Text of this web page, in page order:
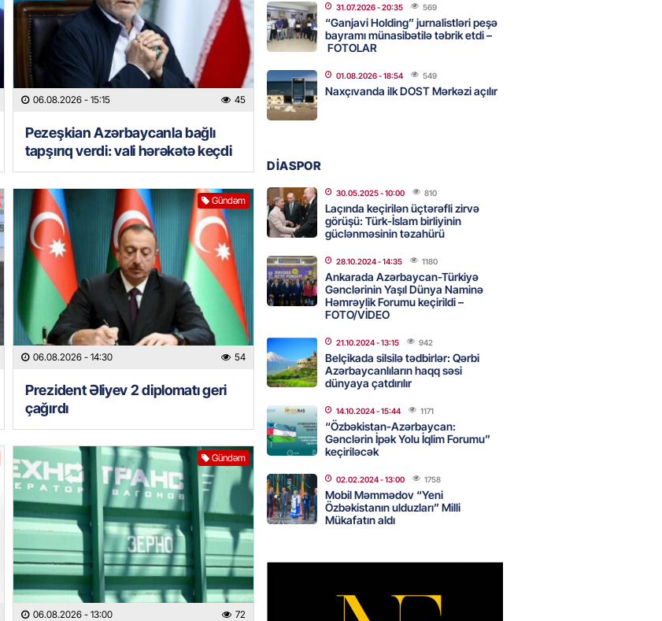
06.08.2026 - 15:15 45
Pezeşkian Azərbaycanla bağlı
tapşırıq verdi: vali hərəkətə keçdi
Gündəm
06.08.2026 - 14:30 54
Prezident Əliyev 2 diplomatı geri
çağırdı
Gündəm
06.08.2026 - 13:00 72
üstünlük verərdim
06.08.2026- 13:15 69
GÜNDƏM
Azərbaycan üzərindən Ermənistana
Rusiya buğdası gedib
BANNER
ABŞ-da qalma müddətinizi aşsanız,
gələcəkdə ABŞ-a girişinizə daimi
qadağa qoyula bilər
GÜNDƏM
Rusiya Qafanda baş konsulluq açmaq
06.08.2026- 12:30
GÜNDƏM
Hamımız niyə davamlı olaraq yorğunuq
– Səbəbini biləndə ŞOKA
DÜŞƏCƏKSİNİZ
06.08.2026- 12:15
BANNER
“Kaddeh Bulvar” restoranında şok olay:
31.07.2026- 20:35 569
“Ganjavi Holding” jurnalistləri peşə
bayramı münasibətilə təbrik etdi –
FOTOLAR
01.08.2026- 18:54 549
Naxçıvanda ilk DOST Mərkəzi açılır
DİASPOR
30.05.2025- 10:00 810
Laçında keçirilən üçtərəfli zirvə
görüşü: Türk-İslam birliyinin
güclənməsinin təzahürü
28.10.2024- 14:35 1180
Ankarada Azərbaycan-Türkiyə
Gənclərinin Yaşıl Dünya Naminə
Həmrəylik Forumu keçirildi –
FOTO/VİDEO
21.10.2024- 13:15 942
Belçikada silsilə tədbirlər: Qərbi
Azərbaycanlıların haqq səsi
dünyaya çatdırılır
14.10.2024- 15:44 1171
“Özbəkistan-Azərbaycan:
Gənclərin İpək Yolu İqlim Forumu”
keçiriləcək
02.02.2024- 13:00 1758
Mobil Məmmədov “Yeni
Özbəkistanın ulduzları” Milli
Mükafatın aldı